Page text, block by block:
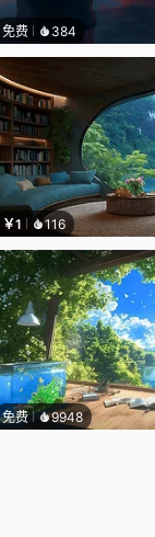
免费 384
￥1 116
免费 9948